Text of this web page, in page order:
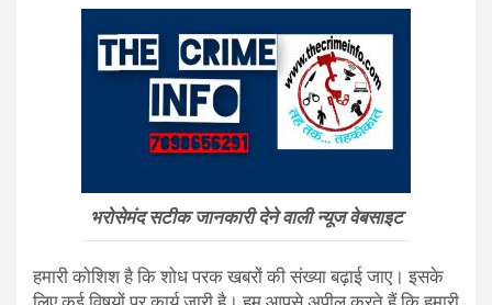
भरोसेमंद सटीक जानकारी देने वाली न्यूज वेबसाइट
हमारी कोशिश है कि शोध परक खबरों की संख्या बढ़ाई जाए। इसके